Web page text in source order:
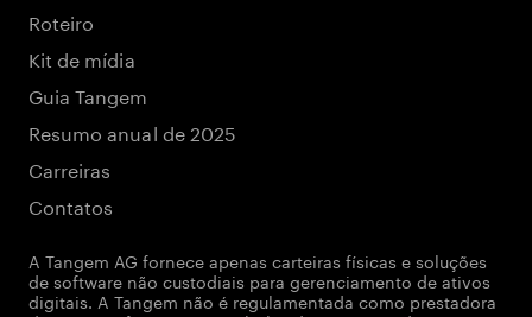
Roteiro
Kit de mídia
Guia Tangem
Resumo anual de 2025
Carreiras
Contatos
A Tangem AG fornece apenas carteiras físicas e soluções
de software não custodiais para gerenciamento de ativos
digitais. A Tangem não é regulamentada como prestadora